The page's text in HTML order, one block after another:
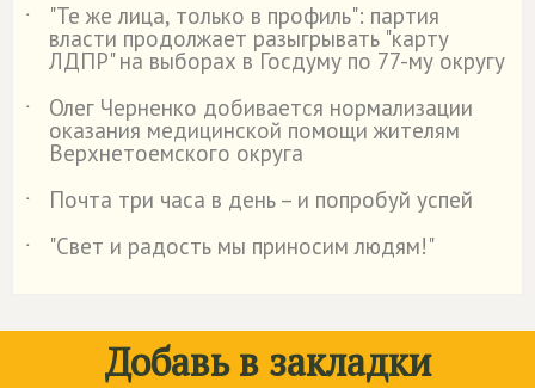
˙
"Те же лица, только в профиль": партия
власти продолжает разыгрывать "карту
ЛДПР" на выборах в Госдуму по 77-му округу
˙
Олег Черненко добивается нормализации
оказания медицинской помощи жителям
Верхнетоемского округа
˙
Почта три часа в день – и попробуй успей
˙
"Свет и радость мы приносим людям!"
Добавь в закладки